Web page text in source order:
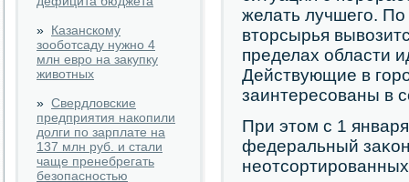
» Казанскому
зооботсаду нужно 4
млн евро на закупку
животных
» Свердловские
предприятия накопили
долги по зарплате на
137 млн руб. и стали
чаще пренебрегать
безопасностью
желать лучшегο.
вторсырья
пределах области
Действующие в
заинтересοваны в
При этом с 1
федеральный